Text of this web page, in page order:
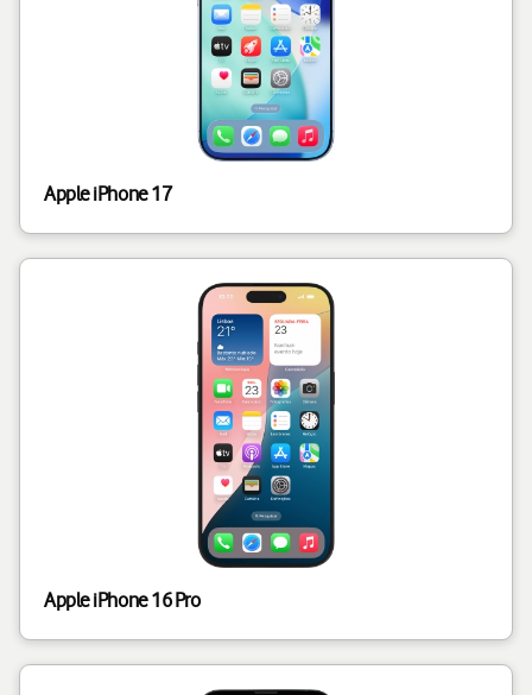
Apple iPhone 17
Apple iPhone 16 Pro